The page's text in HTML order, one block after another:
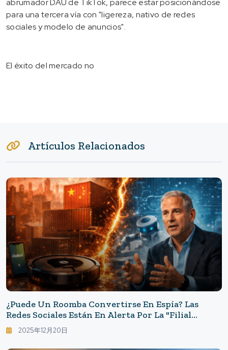
abrumador DAU de TikTok, parece estar posicionándose
para una tercera vía con "ligereza, nativo de redes
sociales y modelo de anuncios".
El éxito del mercado no
Artículos Relacionados
¿Puede Un Roomba Convertirse En Espía? Las
Redes Sociales Están En Alerta Por La "filial
China" Y El Futuro De Los Hogares Inteligentes
2025年12月20日